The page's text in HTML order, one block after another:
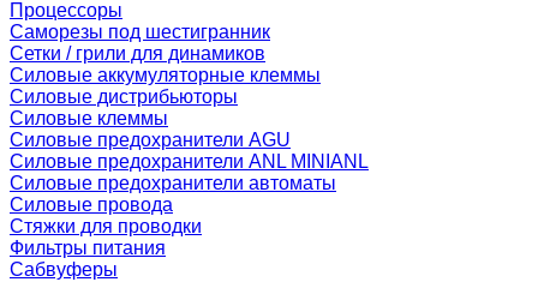
Процессоры
Саморезы под шестигранник
Сетки / грили для динамиков
Силовые аккумуляторные клеммы
Силовые дистрибьюторы
Силовые клеммы
Силовые предохранители AGU
Силовые предохранители ANL MINIANL
Силовые предохранители автоматы
Силовые провода
Стяжки для проводки
Фильтры питания
Сабвуферы